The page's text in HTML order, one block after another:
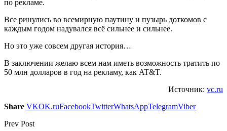
по рекламе.
Все ринулись во всемирную паутину и пузырь доткомов с
каждым годом надувался всё сильнее и сильнее.
Но это уже совсем другая история…
В заключении желаю всем нам иметь возможность тратить по
50 млн долларов в год на рекламу, как AT&T.
Источник: vc.ru
Share VKOK.ruFacebookTwitterWhatsAppTelegramViber
Prev Post